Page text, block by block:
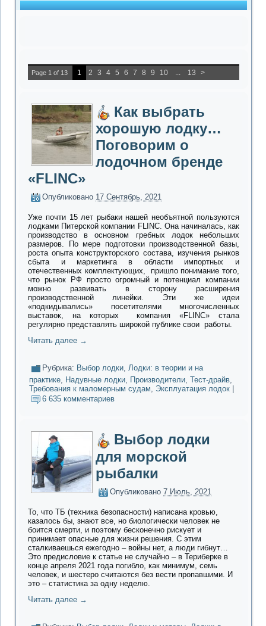
Page 1 of 13 1 2 3 4 5 6 7 8 9 10 13 >
Как выбрать
хорошую лодку…
Поговорим о
лодочном бренде
«FLINC»
Опубликовано 17 Сентябрь, 2021
Уже почти 15 лет рыбаки нашей необъятной пользуются
лодками Питерской компании FLINC. Она начиналась, как
производство в основном гребных лодок небольших
размеров. По мере подготовки производственной базы,
роста опыта конструкторского состава, изучения рынков
сбыта и маркетинга в области импортных и
отечественных комплектующих, пришло понимание того,
что рынок РФ просто огромный и потенциал компании
можно развивать в сторону расширения
производственной линейки. Эти же идеи
«подкидывались» посетителями многочисленных
выставок, на которых компания «FLINC» стала
регулярно представлять широкой публике свои работы.
Читать далее →
Рубрика: Выбор лодки,Лодки: в теории и на
практике, Надувные лодки, Производители,Тест-драйв,
Требования к маломерным судам, Эксплуатация лодок
6 635 комментариев
Выбор лодки
для морской
рыбалки
Опубликовано 7 Июль, 2021
То, что ТБ (техника безопасности) написана кровью,
казалось бы, знают все, но биологически человек не
боится смерти, и поэтому бесконечно рискует и
принимает опасные для жизни решения. С этим
сталкиваешься ежегодно – войны нет, а люди гибнут…
Это предисловие к статье не случайно – в Териберке в
конце апреля 2021 года погибло, как минимум, семь
человек, и шестеро считаются без вести пропавшими. И
это – статистика за одну неделю.
Читать далее →